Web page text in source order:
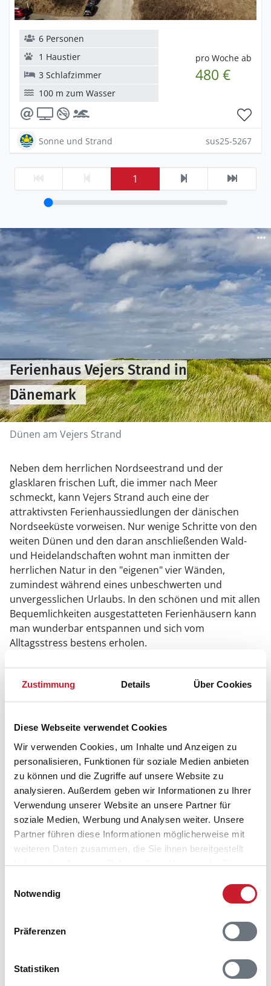
Zustimmung Details Über Cookies
Diese Webseite verwendet Cookies
Wir verwenden Cookies, um Inhalte und Anzeigen zu
personalisieren, Funktionen für soziale Medien anbieten
zu können und die Zugriffe auf unsere Website zu
analysieren. Außerdem geben wir Informationen zu Ihrer
Verwendung unserer Website an unsere Partner für
soziale Medien, Werbung und Analysen weiter. Unsere
Partner führen diese Informationen möglicherweise mit
weiteren Daten zusammen, die Sie ihnen bereitgestellt
haben oder die sie im Rahmen Ihrer Nutzung der Dienste
Notwendig
Präferenzen
Statistiken
pro Woche ab
480 €
6 Personen
1 Haustier
3 Schlafzimmer
100 m zum Wasser
Sonne und Strand sus25-5267
1
Dünen am Vejers Strand
Ferienhaus Vejers Strand in
Dänemark
Neben dem herrlichen Nordseestrand und der
glasklaren frischen Luft, die immer nach Meer
schmeckt, kann Vejers Strand auch eine der
attraktivsten Ferienhaussiedlungen der dänischen
Nordseeküste vorweisen. Nur wenige Schritte von den
weiten Dünen und den daran anschließenden Wald-
und Heidelandschaften wohnt man inmitten der
herrlichen Natur in den "eigenen" vier Wänden,
zumindest während eines unbeschwerten und
unvergesslichen Urlaubs. In den schönen und mit allen
Bequemlichkeiten ausgestatteten Ferienhäusern kann
man wunderbar entspannen und sich vom
Alltagsstress bestens erholen.
Wer Ruhe und Naturverbundenheit sucht, ist inVejers
ebenso am richtigen Ort wie Besucher, die das
und noch vieles mehr. Große und kleine Naschkatzen
angezogen; in der Dropskogeri kann man mehr
Bonbons probieren und kaufen, als es Magen und
Zähnen zuträglich ist.